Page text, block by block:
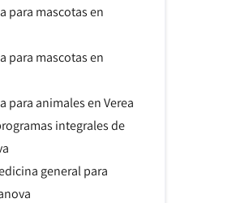
para mascotas en
para mascotas en
para animales en Verea
integrales de
general para